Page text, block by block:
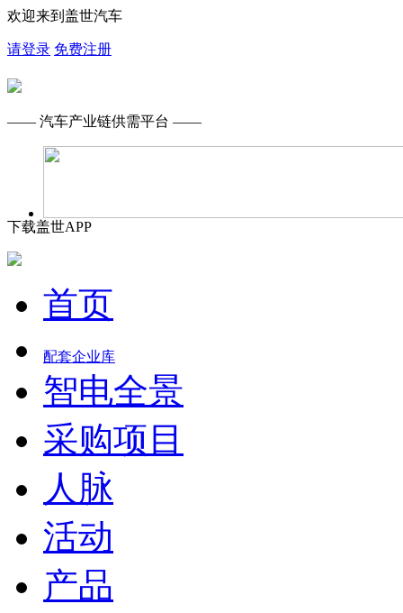
欢迎来到盖世汽车
请登录 免费注册
—— 汽车产业链供需平台 ——
下载盖世APP
首页
配套企业库
智电全景
采购项目
人脉
活动
产品